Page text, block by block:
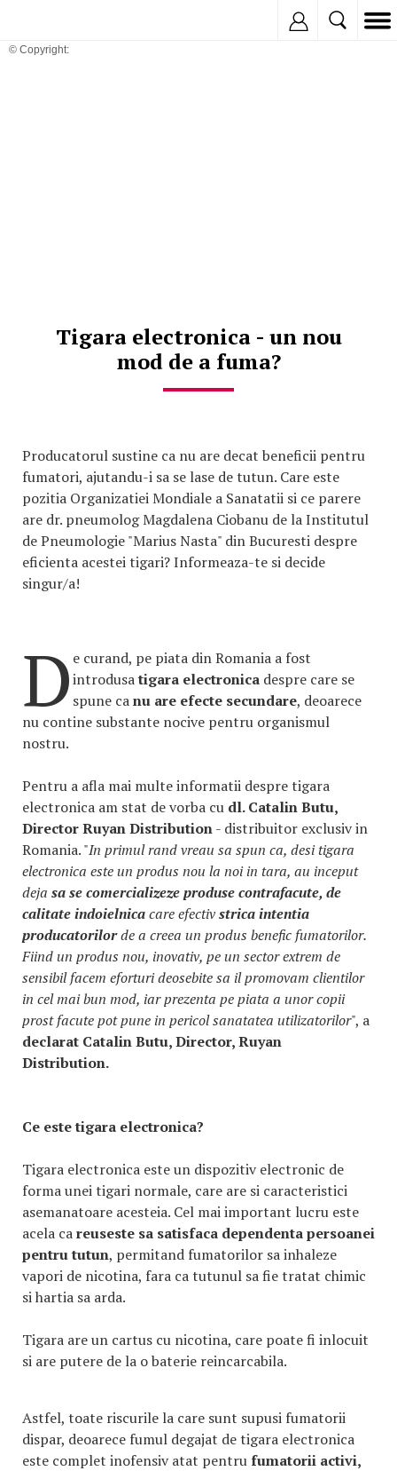
© Copyright:
Tigara electronica - un nou
mod de a fuma?
Producatorul sustine ca nu are decat beneficii pentru
fumatori, ajutandu-i sa se lase de tutun. Care este
pozitia Organizatiei Mondiale a Sanatatii si ce parere
are dr. pneumolog Magdalena Ciobanu de la Institutul
de Pneumologie "Marius Nasta" din Bucuresti despre
eficienta acestei tigari? Informeaza-te si decide
singur/a!
D e curand, pe piata din Romania a fost
introdusatigara electronica despre care se
spune canu are efecte secundare, deoarece
nu contine substante nocive pentru organismul
nostru.
Pentru a afla mai multe informatii despre tigara
electronica am stat de vorba cu dl. Catalin Butu,
Director Ruyan Distribution- distribuitor exclusiv in
Romania. "In primul rand vreau sa spun ca, desi tigara
electronica este un produs nou la noi in tara, au inceput
deja sa se comercializeze produse contrafacute, de
calitate indoielnicacare efectivstrica intentia
producatorilorde a creea un produs benefic fumatorilor.
Fiind un produs nou, inovativ, pe un sector extrem de
sensibil facem eforturi deosebite sa il promovam clientilor
in cel mai bun mod, iar prezenta pe piata a unor copii
prost facute pot pune in pericol sanatatea utilizatorilor", a
declarat Catalin Butu, Director, Ruyan
Distribution.
Ce este tigara electronica?
Tigara electronica este un dispozitiv electronic de
forma unei tigari normale, care are si caracteristici
asemanatoare acesteia. Cel mai important lucru este
acela careuseste sa satisfaca dependenta persoanei
pentru tutun, permitand fumatorilor sa inhaleze
vapori de nicotina, fara ca tutunul sa fie tratat chimic
si hartia sa arda.
Tigara are un cartus cu nicotina, care poate fi inlocuit
si are putere de la o baterie reincarcabila.
Astfel, toate riscurile la care sunt supusi fumatorii
dispar, deoarece fumul degajat de tigara electronica
este complet inofensiv atat pentrufumatorii activi,